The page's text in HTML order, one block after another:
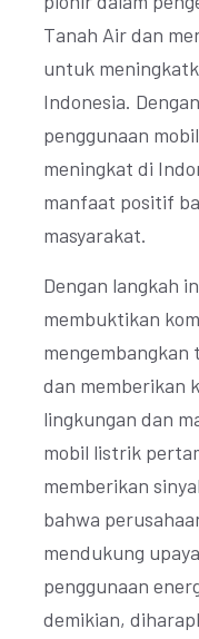
Tanah Air dan
untuk
Indonesia.
penggunaan
meningkat di
manfaat positif
masyarakat.
Dengan langkah
membuktikan
mengembangkan
dan memberikan
lingkungan dan
mobil listrik
memberikan
bahwa
mendukung
penggunaan
demikian,